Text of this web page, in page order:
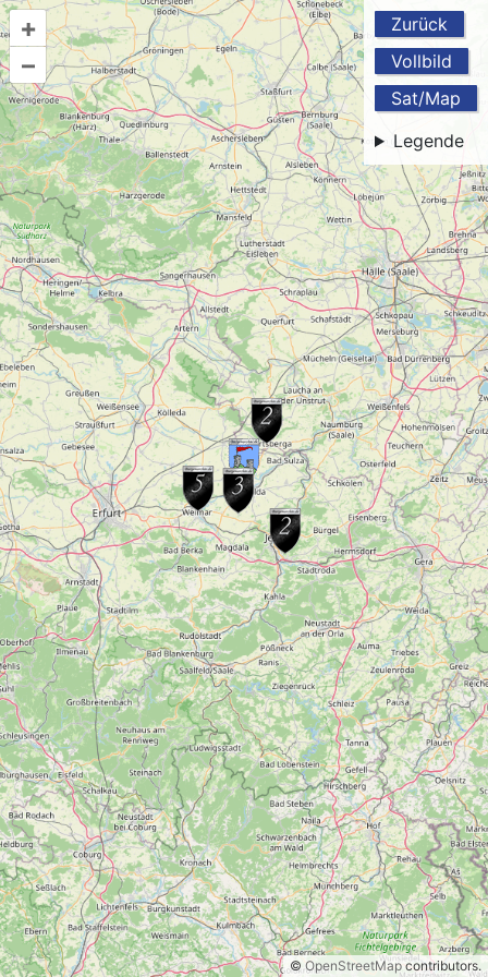
Zurück
Vollbild
Sat/Map
Legende
+
–
©OpenStreetMapcontributors.